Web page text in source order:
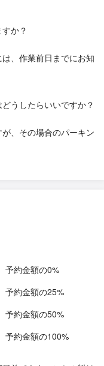
か？
、作業前日までにお知
うしたらいいですか？
、その場合のパーキン
予約金額の0%
予約金額の25%
予約金額の50%
予約金額の100%